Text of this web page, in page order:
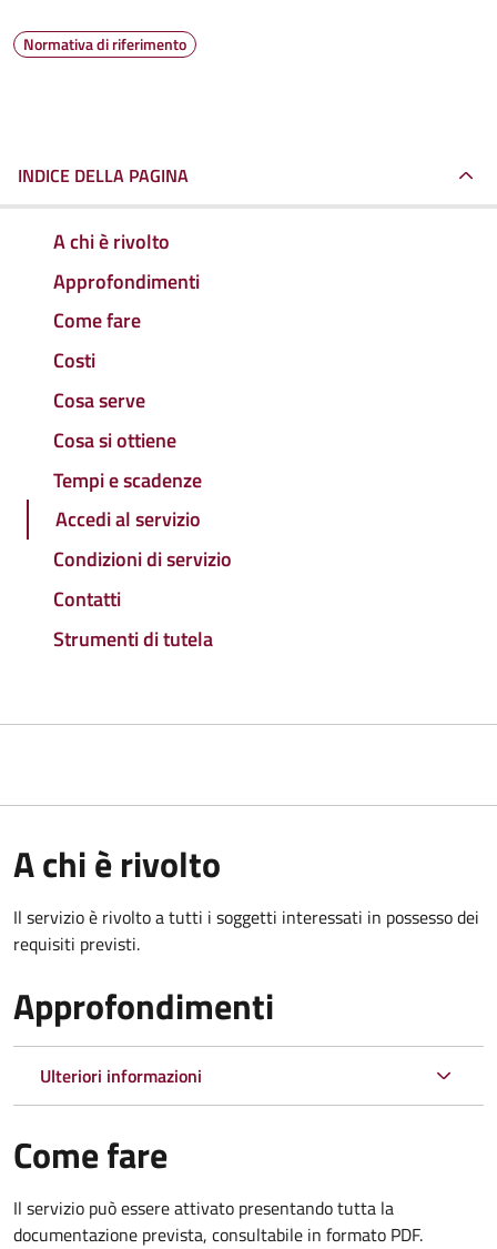
Normativa di riferimento
INDICE DELLA PAGINA
A chi è rivolto
Approfondimenti
Come fare
Costi
Cosa serve
Cosa si ottiene
Tempi e scadenze
Accedi al servizio
Condizioni di servizio
Contatti
Strumenti di tutela
A chi è rivolto
Il servizio è rivolto a tutti i soggetti interessati in possesso dei
requisiti previsti.
Approfondimenti
Ulteriori informazioni
Come fare
Il servizio può essere attivato presentando tutta la
documentazione prevista, consultabile in formato PDF.